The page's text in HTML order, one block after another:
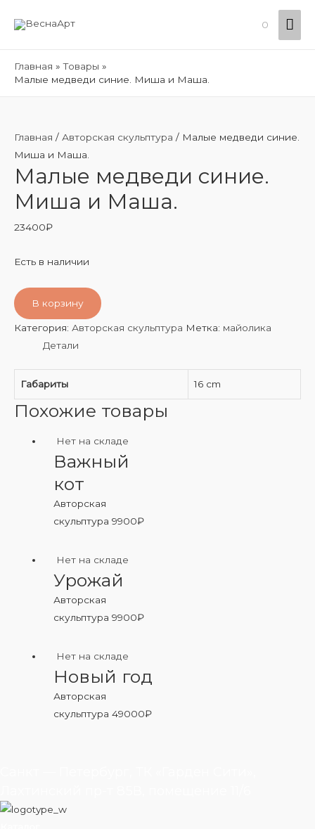
0
Главная
Товары
Малые медведи синие. Миша и Маша.
Главная / Авторская скульптура / Малые медведи синие.
Миша и Маша.
Малые медведи синие.
Миша и Маша.
23400₽
Есть в наличии
В корзину
Категория: Авторская скульптура Метка: майолика
Детали
Габариты 16 cm
Похожие товары
Нет на складе
Важный
кот
Авторская
скульптура9900₽
Нет на складе
Урожай
Авторская
скульптура9900₽
Нет на складе
Новый год
Авторская
скульптура49000₽